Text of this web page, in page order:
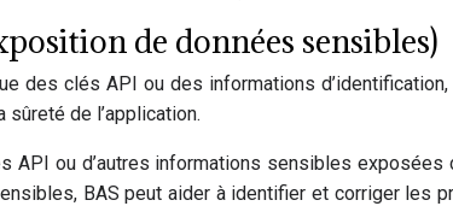
de données sensibles)
des clés API ou des informations
de l’application.
API ou d’autres informations sensibles
BAS peut aider à identifier et corriger les